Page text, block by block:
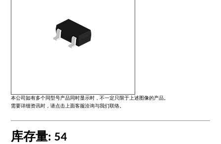
本公司如有多个同型号产品同时显示时，不一定只限于上述图像的产品。
需要详细资讯时，请点击上面客服洽询与我们联络。
库存量: 54